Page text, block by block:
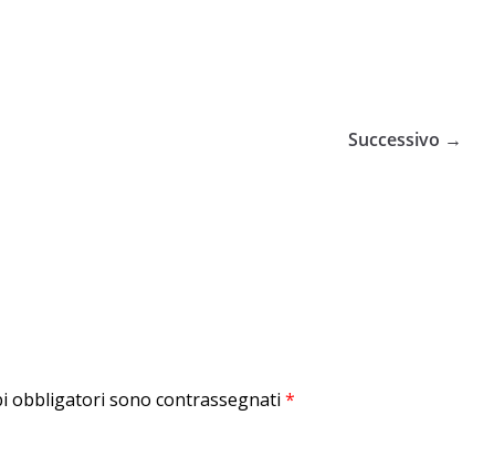
Successivo →
obbligatori sono contrassegnati *